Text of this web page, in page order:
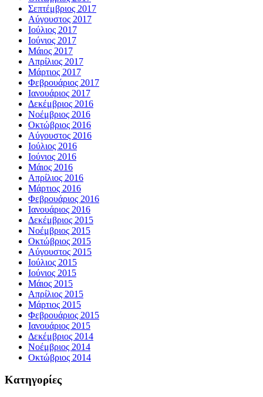
Σεπτέμβριος 2017
Αύγουστος 2017
Ιούλιος 2017
Ιούνιος 2017
Μάιος 2017
Απρίλιος 2017
Μάρτιος 2017
Φεβρουάριος 2017
Ιανουάριος 2017
Δεκέμβριος 2016
Νοέμβριος 2016
Οκτώβριος 2016
Αύγουστος 2016
Ιούλιος 2016
Ιούνιος 2016
Μάιος 2016
Απρίλιος 2016
Μάρτιος 2016
Φεβρουάριος 2016
Ιανουάριος 2016
Δεκέμβριος 2015
Νοέμβριος 2015
Οκτώβριος 2015
Αύγουστος 2015
Ιούλιος 2015
Ιούνιος 2015
Μάιος 2015
Απρίλιος 2015
Μάρτιος 2015
Φεβρουάριος 2015
Ιανουάριος 2015
Δεκέμβριος 2014
Νοέμβριος 2014
Οκτώβριος 2014
Kατηγορίες